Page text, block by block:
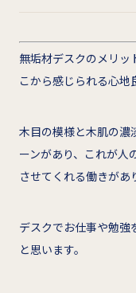
無垢材デスクのメリッ
こから感じられる心地
木目の模様と木肌の濃
ーンがあり、これが人
させてくれる働きがあ
デスクでお仕事や勉強
と思います。